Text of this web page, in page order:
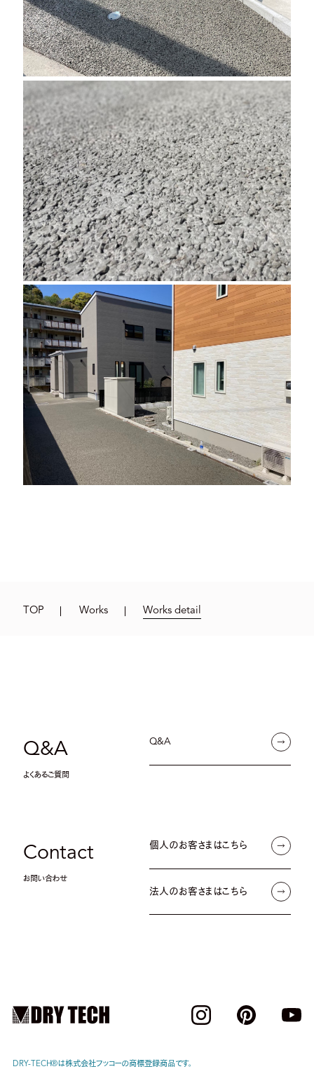
TOP Works Works detail
Q&A
よくあるご質問
Q&A
Contact
お問い合わせ
個人のお客さまはこちら
法人のお客さまはこちら
DRY-TECH®︎は株式会社フッコーの商標登録商品です。